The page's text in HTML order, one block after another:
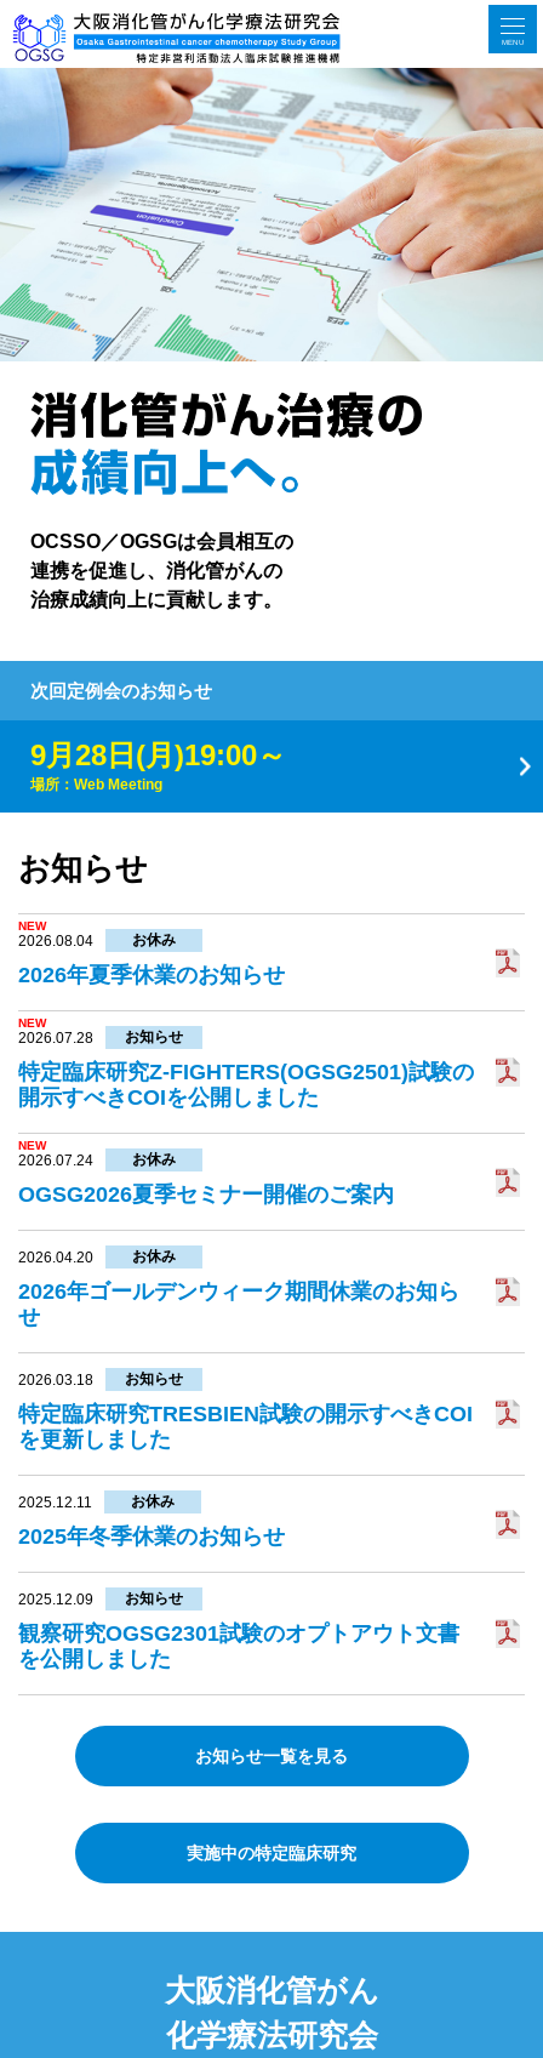
MENU
OCSSO／OGSGは会員相互の
連携を促進し、消化管がんの
治療成績向上に貢献します。
次回定例会のお知らせ
9月28日(月)19:00～
場所：Web Meeting
お知らせ
NEW
2026.08.04 お休み
2026年夏季休業のお知らせ
NEW
2026.07.28 お知らせ
特定臨床研究Z-FIGHTERS(OGSG2501)試験の
開示すべきCOIを公開しました
NEW
2026.07.24 お休み
OGSG2026夏季セミナー開催のご案内
2026.04.20 お休み
2026年ゴールデンウィーク期間休業のお知ら
せ
2026.03.18 お知らせ
特定臨床研究TRESBIEN試験の開示すべきCOI
を更新しました
2025.12.11 お休み
2025年冬季休業のお知らせ
2025.12.09 お知らせ
観察研究OGSG2301試験のオプトアウト文書
を公開しました
お知らせ一覧を見る
実施中の特定臨床研究
大阪消化管がん
化学療法研究会